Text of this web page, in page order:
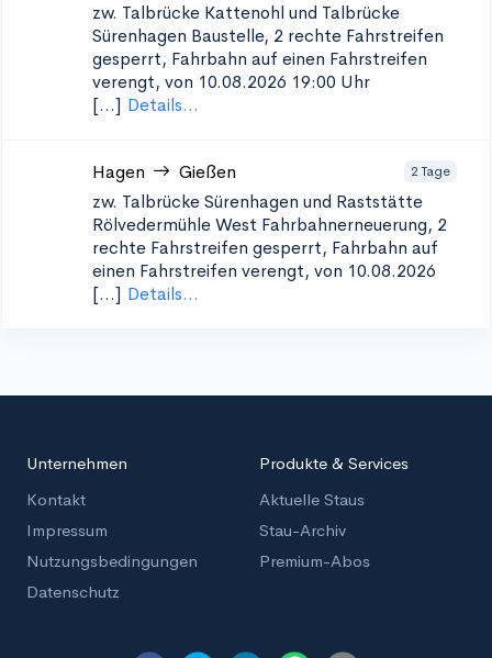
zw. Talbrücke Kattenohl und Talbrücke
Sürenhagen Baustelle, 2 rechte Fahrstreifen
gesperrt, Fahrbahn auf einen Fahrstreifen
verengt, von 10.08.2026 19:00 Uhr
[...] Details...
Hagen Gießen 2 Tage
zw. Talbrücke Sürenhagen und Raststätte
Rölvedermühle West Fahrbahnerneuerung, 2
rechte Fahrstreifen gesperrt, Fahrbahn auf
einen Fahrstreifen verengt, von 10.08.2026
[...] Details...
Unternehmen
Kontakt
Impressum
Nutzungsbedingungen
Datenschutz
Produkte & Services
Aktuelle Staus
Stau-Archiv
Premium-Abos